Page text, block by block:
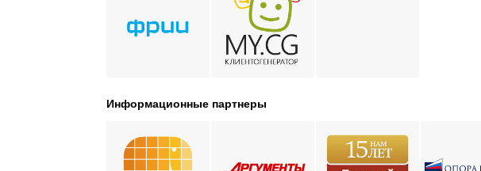
Информационные партнеры